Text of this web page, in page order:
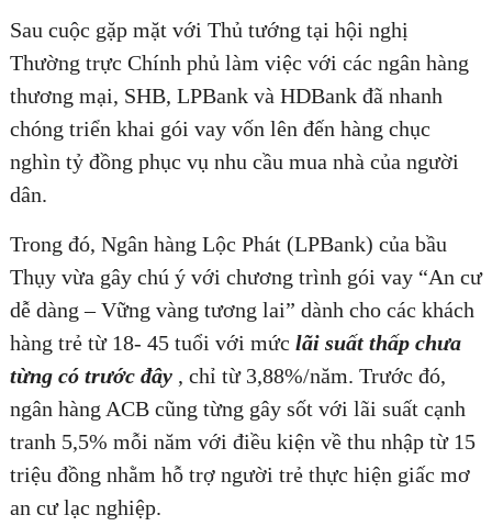
Sau cuộc gặp mặt với Thủ tướng tại hội nghị
Thường trực Chính phủ làm việc với các ngân hàng
thương mại, SHB, LPBank và HDBank đã nhanh
chóng triển khai gói vay vốn lên đến hàng chục
nghìn tỷ đồng phục vụ nhu cầu mua nhà của người
dân.
Trong đó, Ngân hàng Lộc Phát (LPBank) của bầu
Thụy vừa gây chú ý với chương trình gói vay “An cư
dễ dàng – Vững vàng tương lai” dành cho các khách
hàng trẻ từ 18- 45 tuổi với mức lãi suất thấp chưa
từng có trước đây , chỉ từ 3,88%/năm. Trước đó,
ngân hàng ACB cũng từng gây sốt với lãi suất cạnh
tranh 5,5% mỗi năm với điều kiện về thu nhập từ 15
triệu đồng nhằm hỗ trợ người trẻ thực hiện giấc mơ
an cư lạc nghiệp.